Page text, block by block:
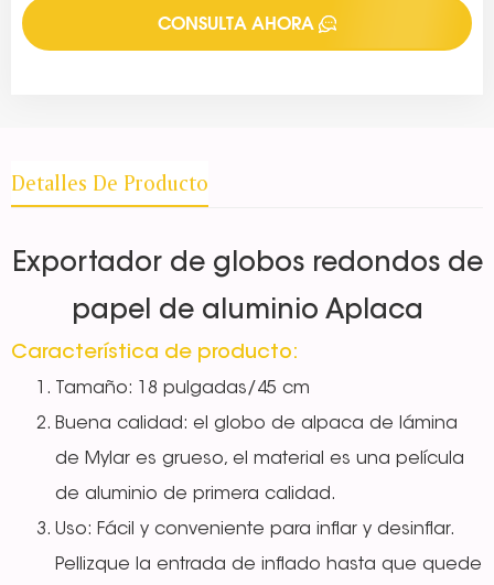
CONSULTA AHORA
Detalles De Producto
Exportador de globos redondos de
papel de aluminio Aplaca
Característica de producto:
Tamaño: 18 pulgadas/45 cm
Buena calidad: el globo de alpaca de lámina
de Mylar es grueso, el material es una película
de aluminio de primera calidad.
Uso: Fácil y conveniente para inflar y desinflar.
Pellizque la entrada de inflado hasta que quede